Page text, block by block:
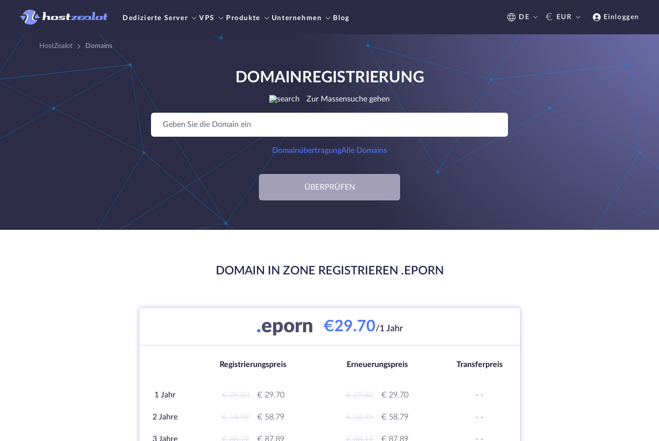
Dedizierte Server VPS Produkte Unternehmen Blog DE € EUR Einloggen
HostZealot Domains
DOMAINREGISTRIERUNG
Zur Massensuche gehen
DomainübertragungAlle Domains
ÜBERPRÜFEN
DOMAIN IN ZONE REGISTRIEREN .EPORN
.eporn €29.70/1 Jahr
Registrierungspreis Erneuerungspreis Transferpreis
1 Jahr € 29.80 € 29.70 € 29.80 € 29.70 - -
2 Jahre € 58.99 € 58.79 € 58.99 € 58.79 - -
3 Jahre € 88.19 € 87.89 € 88.19 € 87.89 - -